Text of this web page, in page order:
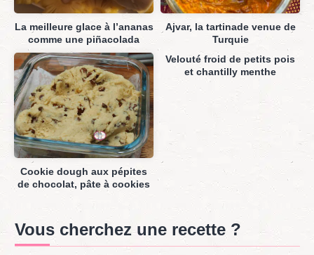
La meilleure glace à l’ananas
comme une piñacolada
Ajvar, la tartinade venue de
Turquie
Cookie dough aux pépites
de chocolat, pâte à cookies
Velouté froid de petits pois
et chantilly menthe
Vous cherchez une recette ?